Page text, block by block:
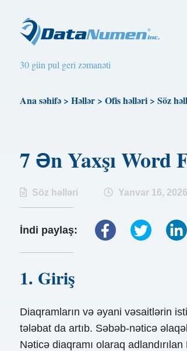
30 gün pul geri zəmanəti
Ana səhifə> Həllər> Ofis həlləri> Söz
7 Ən Yaxşı Word
Söz həlləri Yanvar 16, 2026
İndi paylaş:
1. Giriş
Diaqramların və əyani vəsaitlərin
tələbat da artıb. Səbəb-nəticə
Nəticə diaqramı olaraq